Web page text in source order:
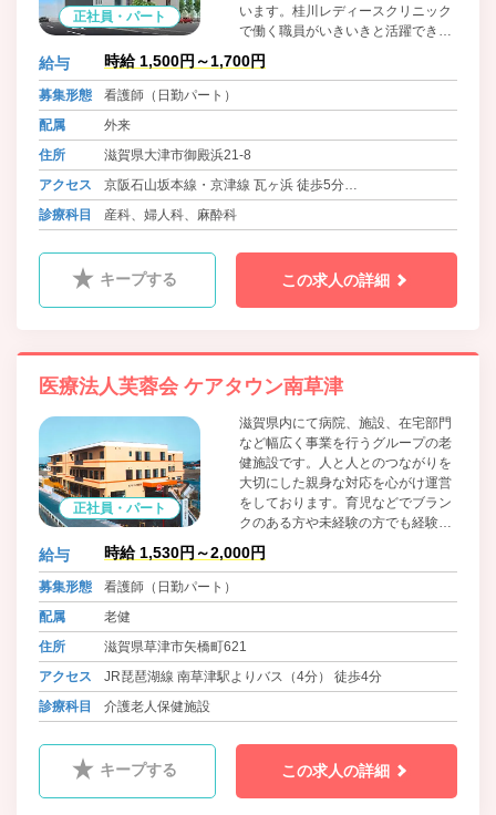
正社員・パート
います。桂川レディースクリニック
で働く職員がいきいきと活躍できる
環境作りにも努めています。
給与 時給 1,500円～1,700円
募集形態
看護師（日勤パート）
配属
外来
住所
滋賀県大津市御殿浜21-8
アクセス
京阪石山坂本線・京津線 瓦ヶ浜 徒歩5分
JR琵琶湖線 石山駅よりバス御殿ヶ浜 徒歩1分
診療科目 産科、婦人科、麻酔科
キープする この求人の詳細
医療法人芙蓉会 ケアタウン南草津
正社員・パート
滋賀県内にて病院、施設、在宅部門
など幅広く事業を行うグループの老
健施設です。人と人とのつながりを
大切にした親身な対応を心がけ運営
をしております。育児などでブラン
クのある方や未経験の方でも経験豊
富な私たちがしっかりとサポートし
ます。
給与 時給 1,530円～2,000円
募集形態
看護師（日勤パート）
配属
老健
住所
滋賀県草津市矢橋町621
アクセス
JR琵琶湖線 南草津駅よりバス（4分） 徒歩4分
診療科目
介護老人保健施設
キープする この求人の詳細